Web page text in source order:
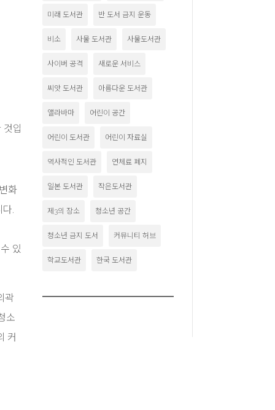
입
화
.
있
곽
소
커
미래 도서관 반 도서 금지 운동
비소 사물 도서관 사물도서관
사이버 공격 새로운 서비스
씨앗 도서관 아름다운 도서관
앨라바마 어린이 공간
어린이 도서관 어린이 자료실
역사적인 도서관 연체료 폐지
일본 도서관 작은도서관
제3의 장소 청소년 공간
청소년 금지 도서 커뮤니티 허브
학교도서관 한국 도서관